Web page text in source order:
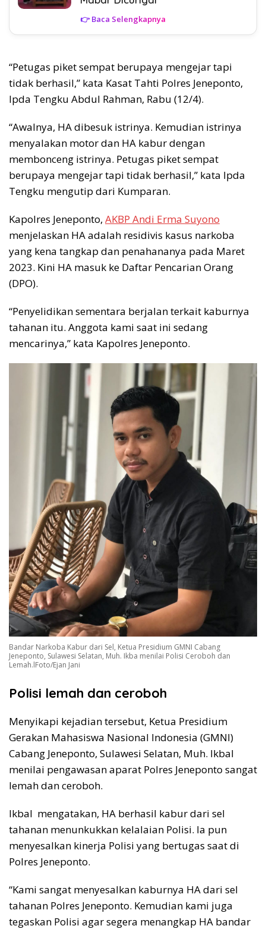
👉 Baca Selengkapnya
“Petugas piket sempat berupaya mengejar tapi
tidak berhasil,” kata Kasat Tahti Polres Jeneponto,
Ipda Tengku Abdul Rahman, Rabu (12/4).
“Awalnya, HA dibesuk istrinya. Kemudian istrinya
menyalakan motor dan HA kabur dengan
membonceng istrinya. Petugas piket sempat
berupaya mengejar tapi tidak berhasil,” kata Ipda
Tengku mengutip dari Kumparan.
Kapolres Jeneponto, AKBP Andi Erma Suyono
menjelaskan HA adalah residivis kasus narkoba
yang kena tangkap dan penahananya pada Maret
2023. Kini HA masuk ke Daftar Pencarian Orang
(DPO).
“Penyelidikan sementara berjalan terkait kaburnya
tahanan itu. Anggota kami saat ini sedang
mencarinya,” kata Kapolres Jeneponto.
Bandar Narkoba Kabur dari Sel, Ketua Presidium GMNI Cabang
Jeneponto, Sulawesi Selatan, Muh. Ikba menilai Polisi Ceroboh dan
Lemah.lFoto/Ejan Jani
Polisi lemah dan ceroboh
Menyikapi kejadian tersebut, Ketua Presidium
Gerakan Mahasiswa Nasional Indonesia (GMNI)
Cabang Jeneponto, Sulawesi Selatan, Muh. Ikbal
menilai pengawasan aparat Polres Jeneponto sangat
lemah dan ceroboh.
Ikbal mengatakan, HA berhasil kabur dari sel
tahanan menunkukkan kelalaian Polisi. Ia pun
menyesalkan kinerja Polisi yang bertugas saat di
Polres Jeneponto.
“Kami sangat menyesalkan kaburnya HA dari sel
tahanan Polres Jeneponto. Kemudian kami juga
tegaskan Polisi agar segera menangkap HA bandar